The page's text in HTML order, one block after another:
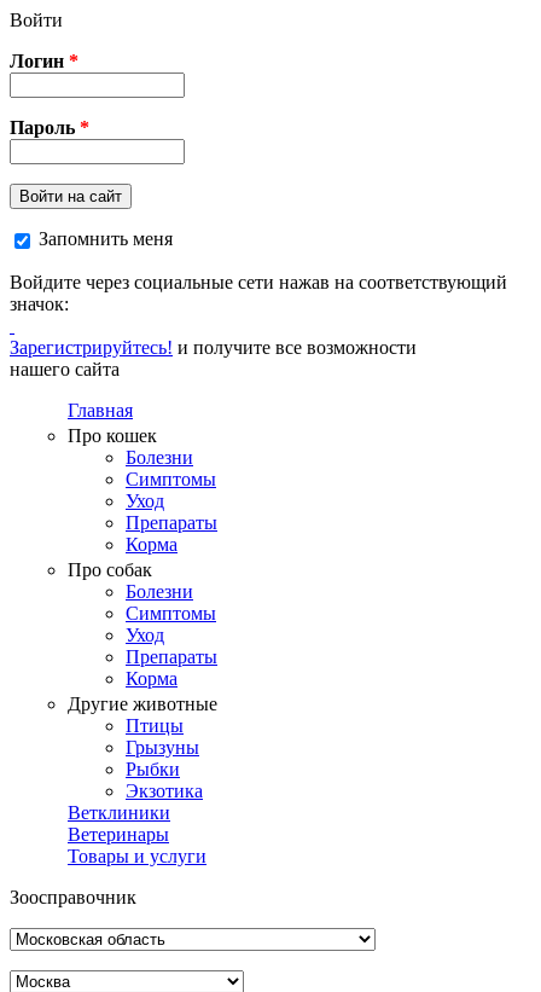
Перейти к основному содержанию
Войти
Логин *
Пароль *
Войти на сайт
Запомнить меня
Войдите через социальные сети нажав на соответствующий
значок:
Зарегистрируйтесь! и получите все возможности
нашего сайта
Главная
Про кошек
Болезни
Симптомы
Уход
Препараты
Корма
Про собак
Болезни
Симптомы
Уход
Препараты
Корма
Другие животные
Птицы
Грызуны
Рыбки
Экзотика
Ветклиники
Ветеринары
Товары и услуги
Зоосправочник